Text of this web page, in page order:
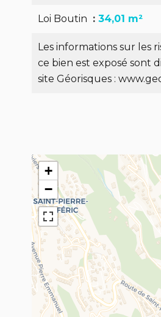
Loi Boutin 34,01 m²
Les informations sur les
ce bien est exposé sont
site Géorisques :
+
−